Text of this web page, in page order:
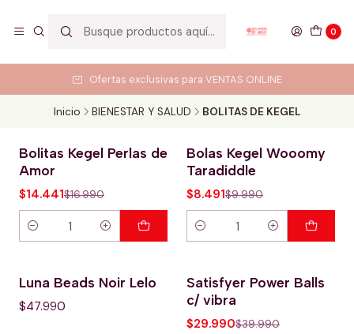
0
Ofertas exclusivas para VENTAS ONLINE
Inicio BIENESTAR Y SALUD BOLITAS DE KEGEL
-15% OFERTA HOT
Bolitas Kegel Perlas de
Amor
$14.441$16.990
Cantidad
-15% OFERTA HOT
Bolas Kegel Wooomy
Taradiddle
$8.491$9.990
Cantidad
Luna Beads Noir Lelo
$47.990
-25% OFERTA HOT
Satisfyer Power Balls
c/ vibra
$29.990$39.990